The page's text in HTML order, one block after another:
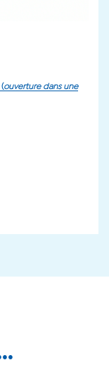
ouverture dans une